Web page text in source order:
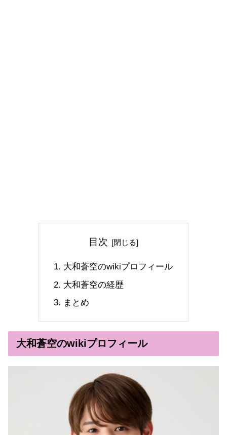
目次
大和蒼空のwikiプロフィール
大和蒼空の経歴
まとめ
大和蒼空のwikiプロフィール